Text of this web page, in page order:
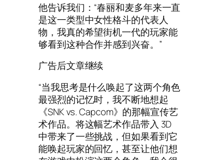
他告诉我们：“春丽和麦多年来一直
是这一类型中女性格斗的代表人
物，我真的希望街机一代的玩家能
够看到这种合作并感到兴奋。”
广告后文章继续
“当我思考是什么唤起了这两个角色
最强烈的记忆时，我不断地想起
《SNK vs. Capcom》的那幅宣传艺
术作品。将这幅艺术作品带入 3D
中带来了一些挑战，但如果看到它
能唤起玩家的回忆，甚至让他们想